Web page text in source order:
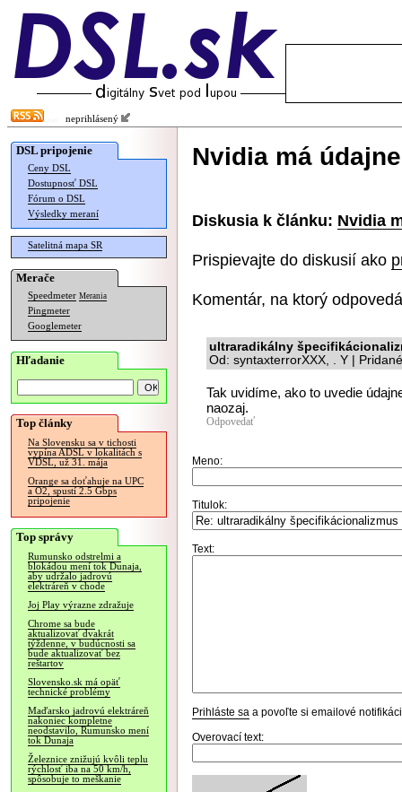
neprihlásený
DSL pripojenie
Ceny DSL
Dostupnosť DSL
Fórum o DSL
Výsledky meraní
Satelitná mapa SR
Merače
Speedmeter Merania
Pingmeter
Googlemeter
Hľadanie
Top články
Na Slovensku sa v tichosti
vypína ADSL v lokalitách s
VDSL, už 31. mája
Orange sa doťahuje na UPC
a O2, spustí 2.5 Gbps
pripojenie
Top správy
Rumunsko odstrelmi a
blokádou mení tok Dunaja,
aby udržalo jadrovú
elektráreň v chode
Joj Play výrazne zdražuje
Chrome sa bude
aktualizovať dvakrát
týždenne, v budúcnosti sa
bude aktualizovať bez
reštartov
Slovensko.sk má opäť
technické problémy
Maďarsko jadrovú elektráreň
nakoniec kompletne
neodstavilo, Rumunsko mení
tok Dunaja
Železnice znižujú kvôli teplu
rýchlosť iba na 50 km/h,
spôsobuje to meškanie
Nvidia má
Diskusia k článku: Nvidia
Prispievajte do diskusií ako
Komentár, na ktorý
ultraradikálny
Od: syntaxterrorXXX, . Y |
Tak uvidíme, ako to uvedie
naozaj.
Odpovedať
Meno:
Titulok:
Text:
Prihláste sa a povoľte si emailové
Overovací text: